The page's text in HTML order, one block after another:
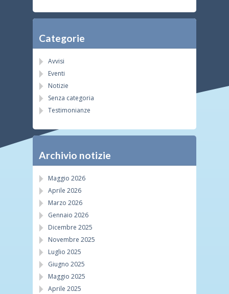
Categorie
Avvisi
Eventi
Notizie
Senza categoria
Testimonianze
Archivio notizie
Maggio 2026
Aprile 2026
Marzo 2026
Gennaio 2026
Dicembre 2025
Novembre 2025
Luglio 2025
Giugno 2025
Maggio 2025
Aprile 2025